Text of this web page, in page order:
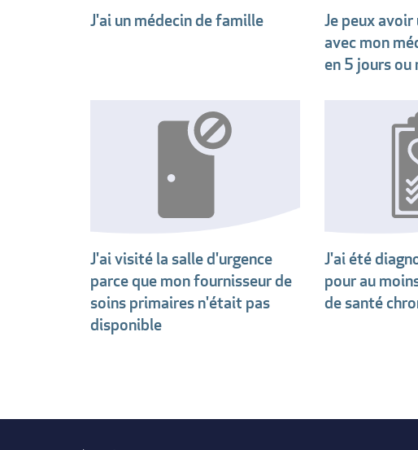
J'ai un médecin de famille
Je peux
avec mon
en 5 jours ou
J'ai visité la salle d'urgence
parce que mon fournisseur de
soins primaires n'était pas
disponible
J'ai été
pour au
de santé